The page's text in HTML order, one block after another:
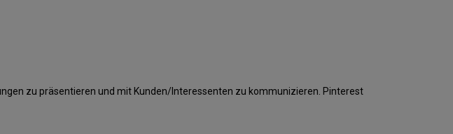
zu präsentieren und mit Kunden/Interessenten zu kommunizieren. Pinterest